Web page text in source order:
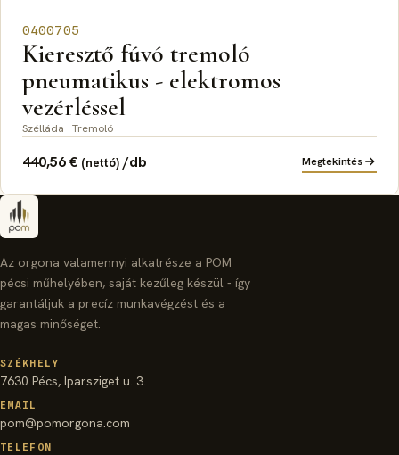
0400705
Kieresztő fúvó tremoló
pneumatikus - elektromos
vezérléssel
Szélláda · Tremoló
440,56€ (nettó) /db Megtekintés
Az orgona valamennyi alkatrésze a POM
pécsi műhelyében, saját kezűleg készül - így
garantáljuk a precíz munkavégzést és a
magas minőséget.
SZÉKHELY
7630 Pécs, Iparsziget u. 3.
EMAIL
pom@pomorgona.com
TELEFON